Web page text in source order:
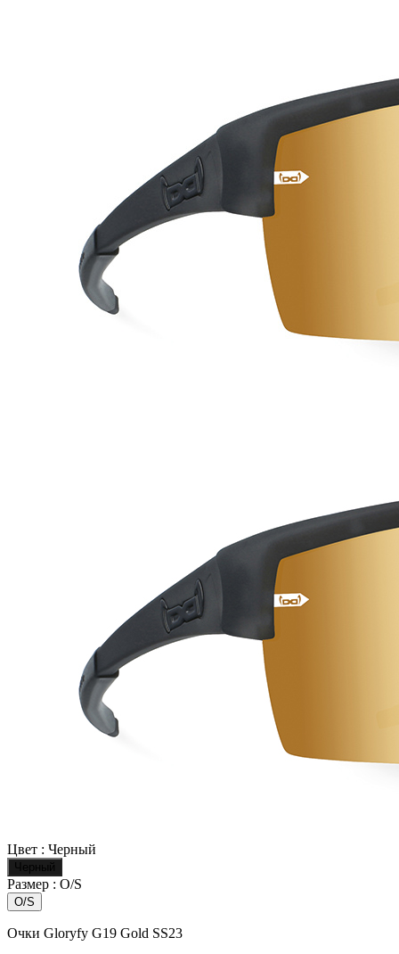
Цвет : Черный
Черный
Размер : O/S
O/S
Очки Gloryfy G19 Gold SS23